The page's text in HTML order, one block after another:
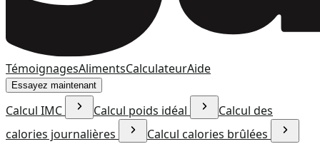
TémoignagesAlimentsCalculateurAide
Essayez maintenant
Calcul IMC Calcul poids idéal
Calcul des
calories journalières
Calcul calories brûlées